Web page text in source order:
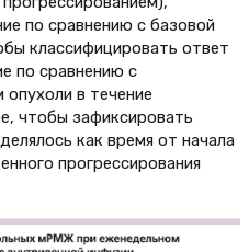
по сравнению с базовой
классифицировать ответ
по сравнению с
в течение
чтобы зафиксировать
как время от начала
прогрессирования